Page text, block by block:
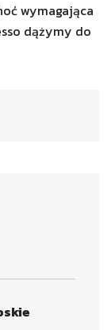
wymagająca
dążymy do